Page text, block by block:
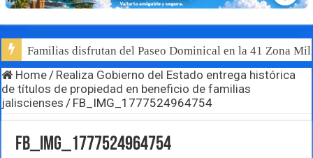
Familias disfrutan del Paseo Dominical en la 41 Zona
Home/ Realiza Gobierno del Estado entrega histórica
de títulos de propiedad en beneficio de familias
jaliscienses / FB_IMG_1777524964754
FB_IMG_1777524964754